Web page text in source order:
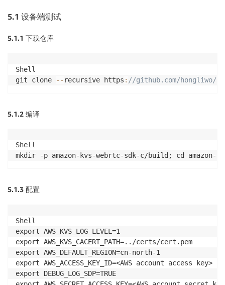
5.1 设备端测试
5.1.1 下载仓库
Shell
git clone
-- recursive https : //github.com/hongliwo/
5.1.2 编译
Shell
mkdir -p amazon-kvs-webrtc-sdk-c/build; cd amazon-
5.1.3 配置
Shell
export AWS_KVS_LOG_LEVEL=1
export AWS_KVS_CACERT_PATH=../certs/cert.pem
export AWS_DEFAULT_REGION=cn-north-1
export AWS_ACCESS_KEY_ID=<AWS account access key>
export DEBUG_LOG_SDP=TRUE